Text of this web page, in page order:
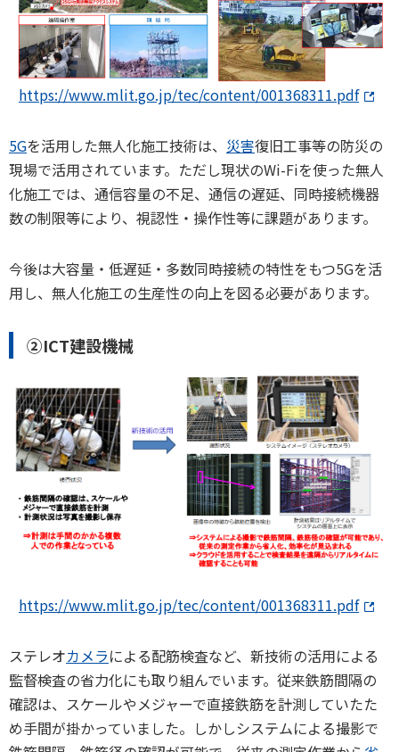
https://www.mlit.go.jp/tec/content/001368311.pdf
5Gを活用した無人化施工技術は、 災害復旧工事等の防災の
現場で活用されています。ただし現状のWi-Fiを使った無人
化施工では、通信容量の不足、通信の遅延、同時接続機器
数の制限等により、視認性・操作性等に課題があります。
今後は大容量・低遅延・多数同時接続の特性をもつ5Gを活
用し、無人化施工の生産性の向上を図る必要があります。
②ICT建設機械
https://www.mlit.go.jp/tec/content/001368311.pdf
ステレオカメラによる配筋検査など、新技術の活用による
監督検査の省力化にも取り組んでいます。従来鉄筋間隔の
確認は、スケールやメジャーで直接鉄筋を計測していたた
め手間が掛かっていました。しかしシステムによる撮影で